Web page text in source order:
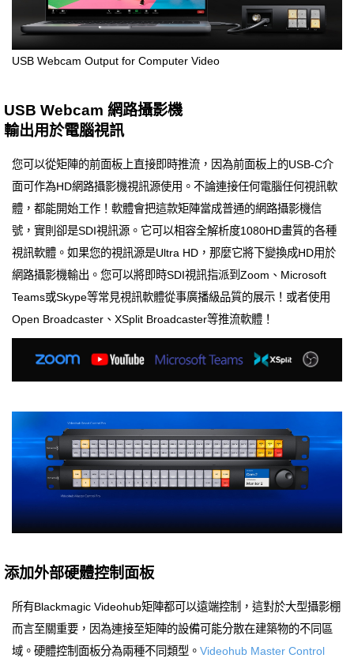
USB Webcam Output for Computer Video
USB Webcam 網路攝影機
輸出用於電腦視訊
您可以從矩陣的前面板上直接即時推流，因為前面板上的USB-C介
面可作為HD網路攝影機視訊源使用。不論連接任何電腦任何視訊軟
體，都能開始工作！軟體會把這款矩陣當成普通的網路攝影機信
號，實則卻是SDI視訊源。它可以相容全解析度1080HD畫質的各種
視訊軟體。如果您的視訊源是Ultra HD，那麼它將下變換成HD用於
網路攝影機輸出。您可以將即時SDI視訊指派到Zoom、Microsoft
Teams或Skype等常見視訊軟體從事廣播級品質的展示！或者使用
Open Broadcaster、XSplit Broadcaster等推流軟體！
添加外部硬體控制面板
所有Blackmagic Videohub矩陣都可以遠端控制，這對於大型攝影棚
而言至關重要，因為連接至矩陣的設備可能分散在建築物的不同區
域。硬體控制面板分為兩種不同類型。 Videohub Master Control